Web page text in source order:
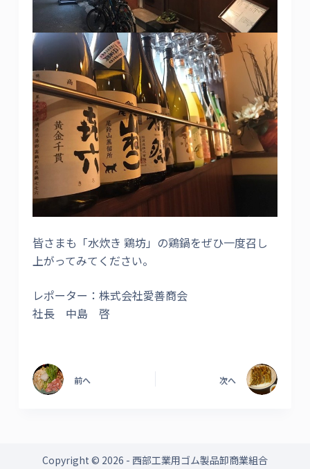
皆さまも「水炊き 鶏坊」の鶏鍋をぜひ一度召し
上がってみてください。
レポーター：株式会社愛善商会
社長 中島 啓
前へ 次へ
Copyright © 2026 - 西部工業用ゴム製品卸商業組合